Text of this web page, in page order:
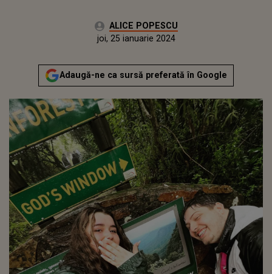
Autor:ALICE POPESCU
miercuri, 25 ianuarie 2023Actualizat:
joi, 25 ianuarie 2024
Adaugă-ne ca sursă preferată în Google